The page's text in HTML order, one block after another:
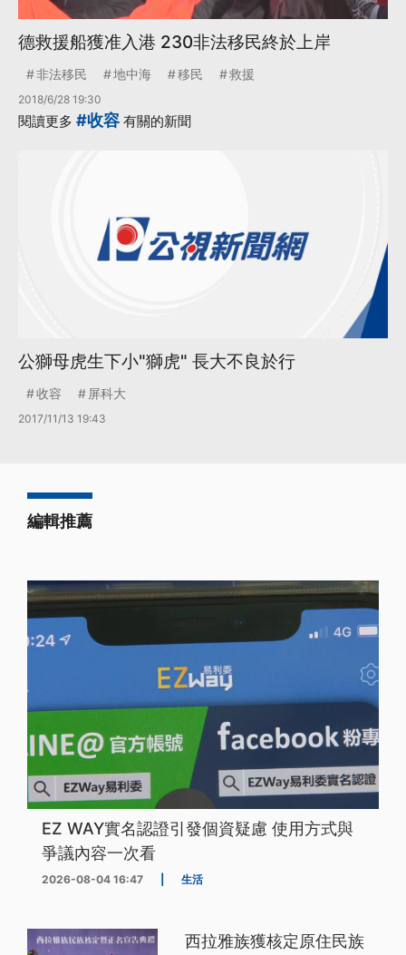
德救援船獲准入港 230非法移民終於上岸
非法移民 地中海 移民 救援
2018/6/28 19:30
閱讀更多 #收容 有關的新聞
公獅母虎生下小"獅虎" 長大不良於行
收容 屏科大
2017/11/13 19:43
編輯推薦
EZ WAY實名認證引發個資疑慮 使用方式與
爭議內容一次看
2026-08-04 16:47 生活
西拉雅族獲核定原住民族